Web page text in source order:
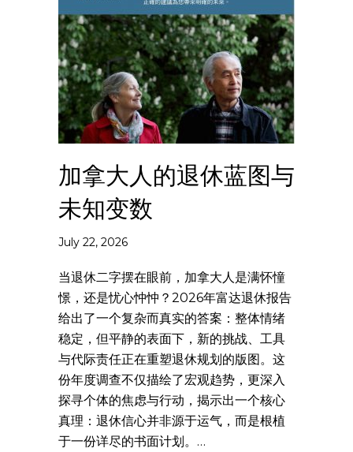
加拿大人的退休蓝图与
未知变数
July 22, 2026
当退休二字摆在眼前，加拿大人是满怀憧
憬，还是忧心忡忡？2026年富达退休报告
给出了一个复杂而真实的答案：整体情绪
稳定，但平静的表面下，新的挑战、工具
与代际责任正在重塑退休规划的版图。这
份年度调查不仅描绘了宏观趋势，更深入
探寻个体的焦虑与行动，揭示出一个核心
真理：退休信心并非源于运气，而是根植
于一份详尽的书面计划。…